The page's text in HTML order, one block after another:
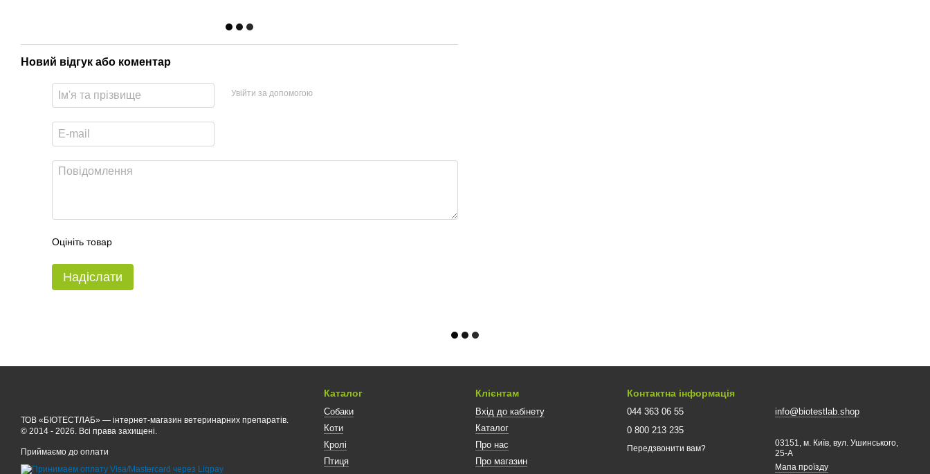
Новий відгук або коментар
Увійти за допомогою
Оцініть товар
Надіслати
ТОВ «БІОТЕСТЛАБ» — інтернет-магазин ветеринарних препаратів.
© 2014 - 2026. Всі права захищені.
Приймаємо до оплати
Каталог
Собаки
Коти
Кролі
Птиця
Клієнтам
Вхід до кабінету
Каталог
Про нас
Про магазин
Контактна інформація
044 363 06 55
0 800 213 235
Передзвонити вам?
info@biotestlab.shop
03151, м. Київ, вул. Ушинського,
25-A
Мапа проїзду